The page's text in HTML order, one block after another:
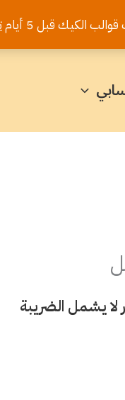
لا يشمل الضريبة